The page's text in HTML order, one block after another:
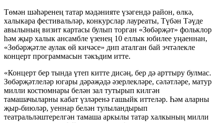
Төмән шәһәренең татар мәдәнияте үзәгендә район, өлкә,
халыкара фестивальләр, конкурслар лауреаты, Түбән Тәүде
авылының визит картасы булып торган «Зөбәрҗәт» фольклор
һәм җыр халык ансамбле үзенең 10 еллык юбилее уңаеннан,
«Зөбәрҗәтле аулак өй кичәсе» дип аталган бай эчтәлекле
концерт программасын тәкъдим итте.
«Концерт бер тында үтеп китте дисәң, бер дә арттыру булмас.
Зөбәрҗәтлеләр югары дәрәҗәдә әзерлекләре, сәләтләре, матур
милли костюмнары белән зал тутырып килгән
тамашачыларны кабат үзләренә гашыйк иттеләр. Һәм аларны
җыр-биюләр, уеннар белән тулыландырып
театральләштерелгән тамаша аркылы татар халкының милли